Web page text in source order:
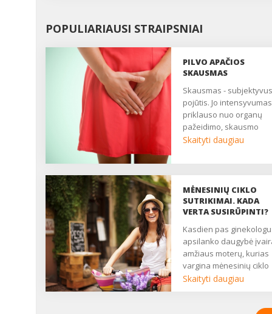
POPULIARIAUSI STRAIPSNIAI
PILVO APAČIOS
SKAUSMAS
Skausmas - subjektyvus
pojūtis. Jo intensyvumas
priklauso nuo organų
pažeidimo, skausmo
slenksčio, centrinės
skausmą, kuris trukdo
gyventi, pailsėti, užmigti.
yra pagrindinis daugelio
ginekologinių ligų
simptomas. Nukenčia
asmeninis, socialinis ir
seksualinis gyvenimas,
moteris atrodo liguistai
nuolat pavargusi....
Skaityti daugiau
MĖNESINIŲ CIKLO
SUTRIKIMAI. KADA
VERTA SUSIRŪPINTI?
Kasdien pas ginekologus
apsilanko daugybė
amžiaus moterų, kurias
vargina mėnesinių ciklo
sutrikimai. Kartais gali
Skaityti daugiau